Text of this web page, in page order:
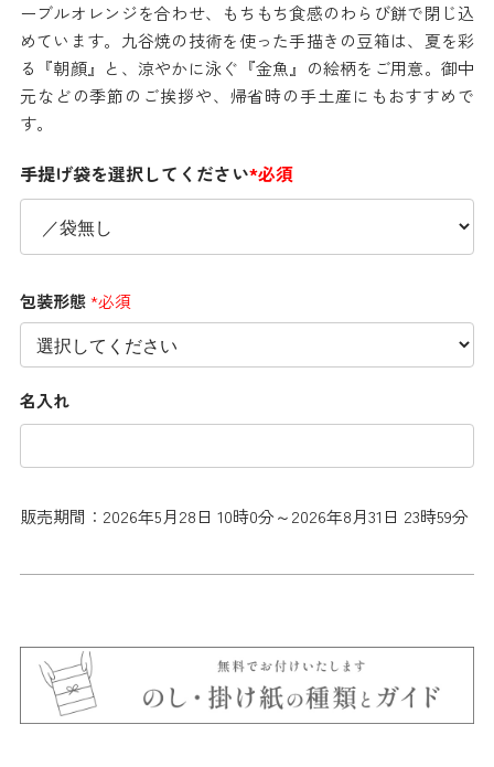
ーブルオレンジを合わせ、もちもち食感のわらび餅で閉じ込
めています。九谷焼の技術を使った手描きの豆箱は、夏を彩
る『朝顔』と、涼やかに泳ぐ『金魚』の絵柄をご用意。御中
元などの季節のご挨拶や、帰省時の手土産にもおすすめで
す。
手提げ袋を選択してください*必須
包装形態*必須
名入れ
販売期間：2026年5月28日 10時0分～2026年8月31日 23時59分